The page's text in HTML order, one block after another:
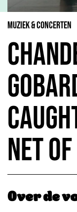
Muziek & Concerten
Net
Over de